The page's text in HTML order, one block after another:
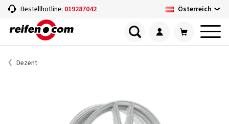
Bestellhotline: 019287042 Österreich
Dezent